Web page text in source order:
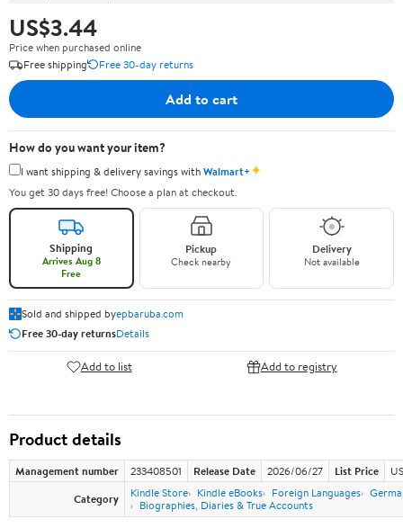
US$3.44
Price when purchased online
Free shipping
Free 30-day returns
Add to cart
How do you want your item?
I want shipping & delivery savings withWalmart+✦
You get 30 days free! Choose a plan at checkout.
Shipping
Arrives Aug 8
Free
Pickup
Check nearby
Delivery
Not available
Sold and shipped byepbaruba.com
Free 30-day returnsDetails
Add to list Add to registry
Product details
Management number 233408501 Release Date 2026/06/27 List Price
Category
Kindle Store Kindle eBooks Foreign Languages
Biographies, Diaries & True Accounts